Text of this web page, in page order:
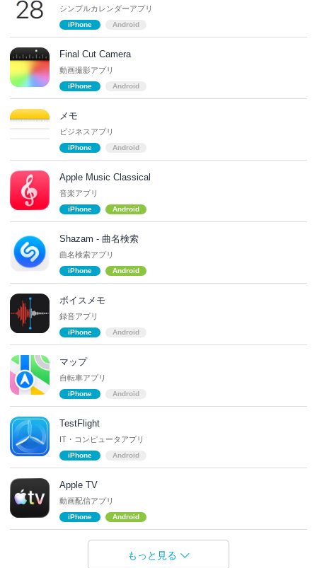
シンプルカレンダーアプリ
iPhone Android
Final Cut Camera
動画撮影アプリ
iPhone Android
メモ
ビジネスアプリ
iPhone Android
Apple Music Classical
音楽アプリ
iPhone Android
Shazam - 曲名検索
曲名検索アプリ
iPhone Android
ボイスメモ
録音アプリ
iPhone Android
マップ
自転車アプリ
iPhone Android
TestFlight
IT・コンピュータアプリ
iPhone Android
Apple TV
動画配信アプリ
iPhone Android
もっと見る